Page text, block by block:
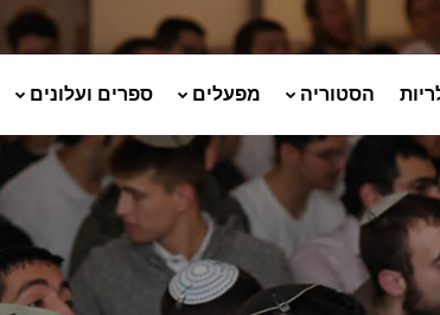
הסטוריה מפעלים ספרים ועלונים